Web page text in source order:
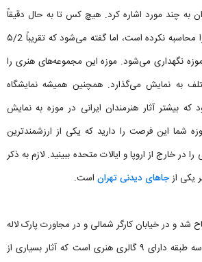
به چند مورد اشاره کرد. هیچ کس تا به حال دقیقاً
ارزش واقعی قطعات موزه را محاسبه نکرده است، اما گفته می‌شود که تقریباً ۵/2
نگهداری می‌شود. موزه این مجموعه‌های هنری را
به نمایش می‌گذارد. همچنین همیشه نمایشگاه
بیشتر آثار هنرمندان ایرانی در موزه به نمایش
شما این فرصت را دارید که یکی از ارزشمندترین
خارج از اروپا و ایالات متحده ببینید. لازم به ذکر
یکی ازجاهای دیدنی تهران است.
در سال ۱۳۵۶ افتتاح شد و در خیابان کارگر شمالی و در مجاورت پارک لاله
واقع شده است. این موزه سه طبقه دارای ۹ گالری هنری است که آثار بسیاری از